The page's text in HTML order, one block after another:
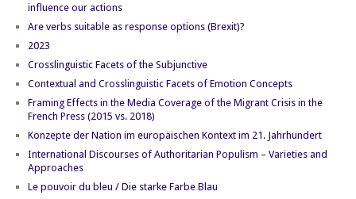
influence our actions
Are verbs suitable as response options (Brexit)?
2023
Crosslinguistic Facets of the Subjunctive
Contextual and Crosslinguistic Facets of Emotion Concepts
Framing Effects in the Media Coverage of the Migrant Crisis in the
French Press (2015 vs. 2018)
Konzepte der Nation im europäischen Kontext im 21. Jahrhundert
International Discourses of Authoritarian Populism – Varieties and
Approaches
Le pouvoir du bleu / Die starke Farbe Blau